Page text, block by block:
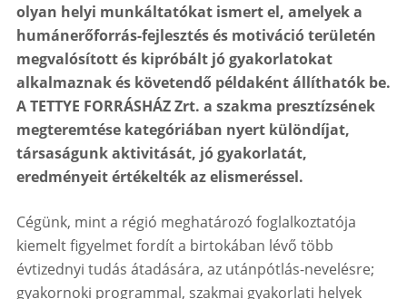
olyan helyi munkáltatókat ismert el, amelyek a
humánerőforrás-fejlesztés és motiváció területén
megvalósított és kipróbált jó gyakorlatokat
alkalmaznak és követendő példaként állíthatók be.
A TETTYE FORRÁSHÁZ Zrt. a szakma presztízsének
megteremtése kategóriában nyert különdíjat,
társaságunk aktivitását, jó gyakorlatát,
eredményeit értékelték az elismeréssel.
Cégünk, mint a régió meghatározó foglalkoztatója
kiemelt figyelmet fordít a birtokában lévő több
évtizednyi tudás átadására, az utánpótlás-nevelésre;
gyakornoki programmal, szakmai gyakorlati helyek